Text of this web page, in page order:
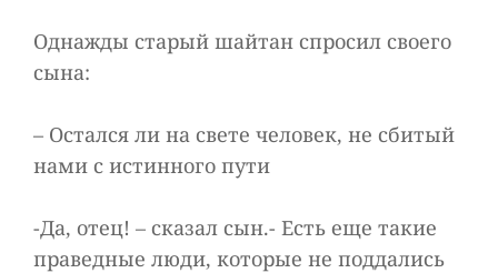
Однажды старый шайтан спросил своего
сына:
– Остался ли на свете человек, не сбитый
нами с истинного пути
-Да, отец! – сказал сын.- Есть еще такие
праведные люди, которые не поддались